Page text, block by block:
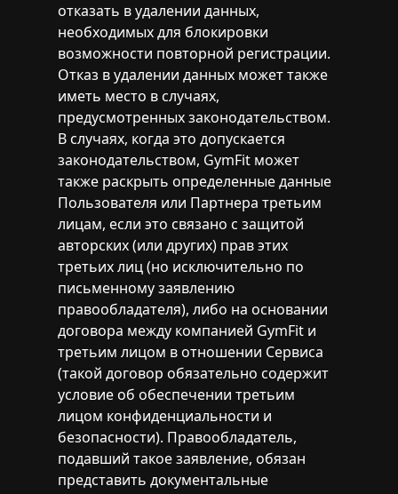
отказать в удалении данных,
необходимых для блокировки
возможности повторной регистрации.
Отказ в удалении данных может также
иметь место в случаях,
предусмотренных законодательством.
В случаях, когда это допускается
законодательством, GymFit может
также раскрыть определенные данные
Пользователя или Партнера третьим
лицам, если это связано с защитой
авторских (или других) прав этих
третьих лиц (но исключительно по
письменному заявлению
правообладателя), либо на основании
договора между компанией GymFit и
третьим лицом в отношении Сервиса
(такой договор обязательно содержит
условие об обеспечении третьим
лицом конфиденциальности и
безопасности). Правообладатель,
подавший такое заявление, обязан
представить документальные